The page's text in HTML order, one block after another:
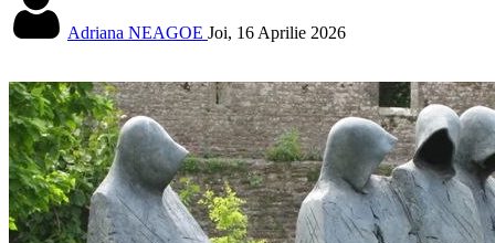
Adriana NEAGOE Joi, 16 Aprilie 2026